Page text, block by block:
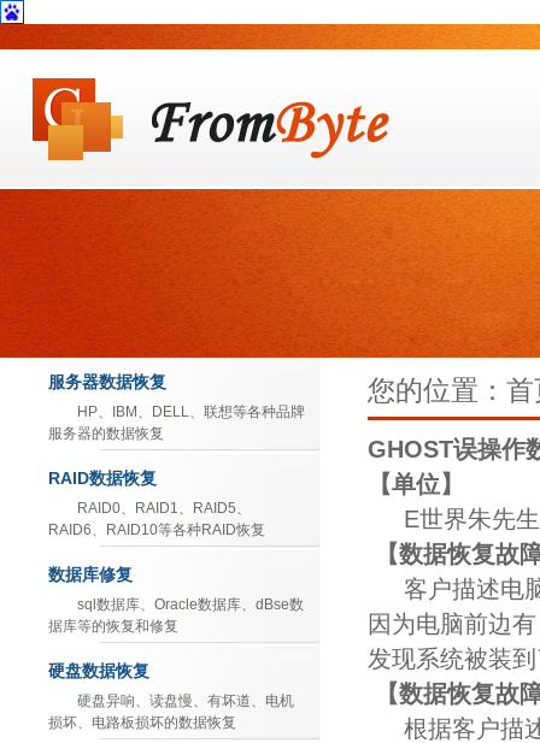
服务器数据恢复
HP、IBM、DELL、联想等各种品牌
服务器的数据恢复
RAID数据恢复
RAID0、RAID1、RAID5、
RAID6、RAID10等各种RAID恢复
数据库修复
sql数据库、Oracle数据库、dBse数
据库等的恢复和修复
硬盘数据恢复
硬盘异响、读盘慢、有坏道、电机
损坏、电路板损坏的数据恢复
您的位置：
GHOST误操作
【单位】
E世界朱先生
【数据恢复故
客户描述电
因为电脑前边有
发现系统被装
【数据恢复故
根据客户描